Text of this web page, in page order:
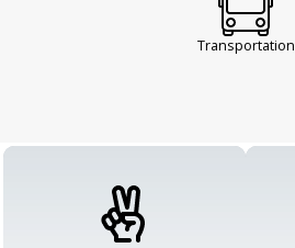
Transportation